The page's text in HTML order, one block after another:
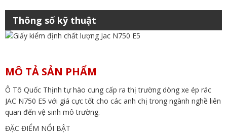
Thông số kỹ thuật
MÔ TẢ SẢN PHẨM
Ô Tô Quốc Thịnh tự hào cung cấp ra thị trường dòng xe ép rác
JAC N750 E5 với giá cực tốt cho các anh chị trong ngành nghề liên
quan đến vệ sinh mô trường.
ĐẶC ĐIỂM NỔI BẬT